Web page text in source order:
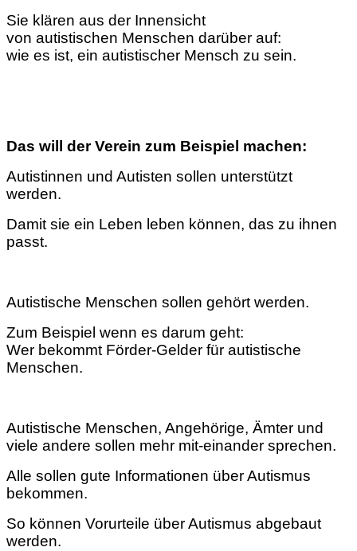
Sie klären aus der Innensicht
von autistischen Menschen darüber auf:
wie es ist, ein autistischer Mensch zu sein.
Das will der Verein zum Beispiel machen:
Autistinnen und Autisten sollen unterstützt
werden.
Damit sie ein Leben leben können, das zu ihnen
passt.
Autistische Menschen sollen gehört werden.
Zum Beispiel wenn es darum geht:
Wer bekommt Förder-Gelder für autistische
Menschen.
Autistische Menschen, Angehörige, Ämter und
viele andere sollen mehr mit-einander sprechen.
Alle sollen gute Informationen über Autismus
bekommen.
So können Vorurteile über Autismus abgebaut
werden.